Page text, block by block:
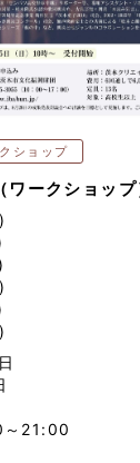
チケット購入方
ショップ
ワークショッ
21:00